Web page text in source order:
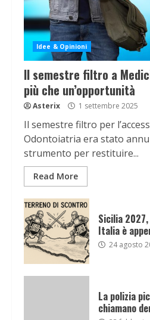
Idee & Opinioni
Il semestre filtro a
più che un’opportunità
Asterix 1 settembre 2025
Il semestre filtro per
Odontoiatria era stato
strumento per restituire...
Read More
Sicilia
Italia è
24 agosto
La polizia
chiamano